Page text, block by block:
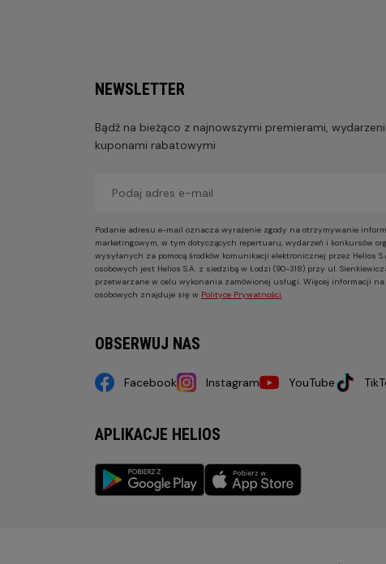
NEWSLETTER
Bądź na bieżąco z najnowszymi premierami,
kuponami rabatowymi
Podanie adresu e-mail oznacza wyrażenie zgody na otrzymywanie
marketingowym, w tym dotyczących repertuaru, wydarzeń i konkursów
wysyłanych za pomocą środków komunikacji elektronicznej przez Helios
osobowych jest Helios S.A. z siedzibą w Łodzi (90-318) przy ul.
przetwarzane w celu wykonania zamówionej usługi. Więcej informacji
osobowych znajduje się w Polityce Prywatności.
OBSERWUJ NAS
Facebook Instagram YouTube
APLIKACJE HELIOS